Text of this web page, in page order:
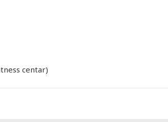
centar)